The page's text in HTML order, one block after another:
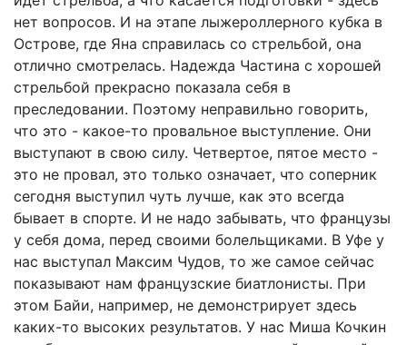
нет вопросов. И на этапе лыжероллерного кубка в
Острове, где Яна справилась со стрельбой, она
отлично смотрелась. Надежда Частина с хорошей
стрельбой прекрасно показала себя в
преследовании. Поэтому неправильно говорить,
что это - какое-то провальное выступление. Они
выступают в свою силу. Четвертое, пятое место -
это не провал, это только означает, что соперник
сегодня выступил чуть лучше, как это всегда
бывает в спорте. И не надо забывать, что французы
у себя дома, перед своими болельщиками. В Уфе у
нас выступал Максим Чудов, то же самое сейчас
показывают нам французские биатлонисты. При
этом Байи, например, не демонстрирует здесь
каких-то высоких результатов. У нас Миша Кочкин